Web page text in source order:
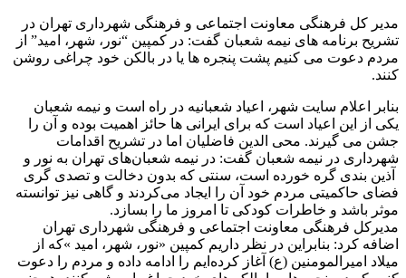
مدیر کل فرهنگی معاونت اجتماعی و فرهنگی شهرداری تهران در
تشریح برنامه های نیمه شعبان گفت: در کمپین “نور، شهر، امید” از
مردم دعوت می کنیم پشت پنجره ها یا در بالکن خود چراغی روشن
کنند.
بنابر اعلام سایت شهر، اعیاد شعبانیه در راه است و نیمه شعبان
یکی از این اعیاد است که برای ایرانی ها حائز اهمیت بوده و آن را
جشن می گیرند. محی الدین فاضلیان اما در تشریح اقدامات
شهرداری در نیمه شعبان گفت: در نیمه شعبان‌های تهران به نور و
آذین بندی گره خورده است، سنتی که بدون دخالت و تصدی گری
فضای حاکمیتی مردم خود آن را ایجاد می‌کردند و گاهی نیز توانسته
موثر باشد و خاطرات کودکی تا امروز ما را بسازد.
مدیرکل فرهنگی معاونت اجتماعی و فرهنگی شهرداری تهران
اضافه کرد: بنابراین در نظر داریم کمپین «نور، شهر، امید »که از
میلاد امیرالمومنین (ع) آغاز کرده‌ایم را ادامه داده و مردم را دعوت